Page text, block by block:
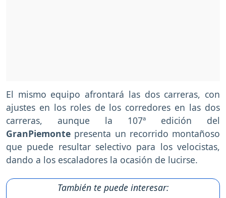
El mismo equipo afrontará las dos carreras, con
ajustes en los roles de los corredores en las dos
carreras, aunque la 107ª edición del
GranPiemonte presenta un recorrido montañoso
que puede resultar selectivo para los velocistas,
dando a los escaladores la ocasión de lucirse.
También te puede interesar: